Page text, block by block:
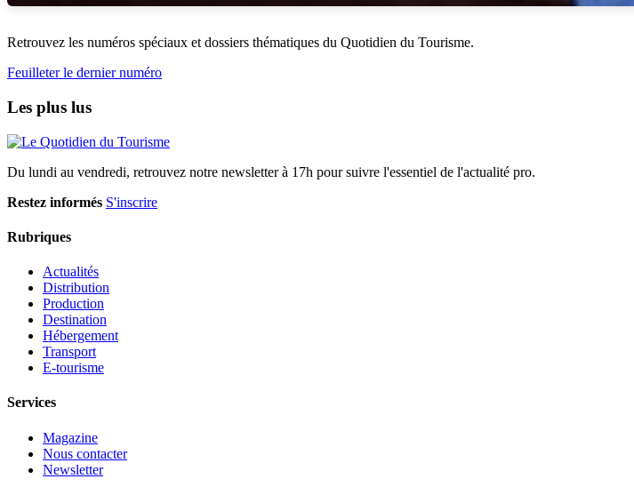
Retrouvez les numéros spéciaux et dossiers thématiques du Quotidien du Tourisme.
Feuilleter le dernier numéro
Les plus lus
Du lundi au vendredi, retrouvez notre newsletter à 17h pour suivre l'essentiel de l'actualité pro.
Restez informés S'inscrire
Rubriques
Actualités
Distribution
Production
Destination
Hébergement
Transport
E-tourisme
Services
Magazine
Nous contacter
Newsletter